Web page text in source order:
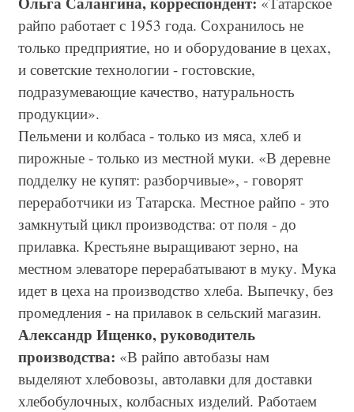
райпо работает с 1953 года. Сохранилось не
только предприятие, но и оборудование в цехах,
и советские технологии - гостовские,
подразумевающие качество, натуральность
продукции».
Пельмени и колбаса - только из мяса, хлеб и
пирожные - только из местной муки. «В деревне
подделку не купят: разборчивые», - говорят
переработчики из Татарска. Местное райпо - это
замкнутый цикл производства: от поля - до
прилавка. Крестьяне выращивают зерно, на
местном элеваторе перерабатывают в муку. Мука
идет в цеха на производство хлеба. Выпечку, без
промедления - на прилавок в сельский магазин.
Александр Ищенко, руководитель
производства: «В райпо автобазы нам
выделяют хлебовозы, автолавки для доставки
хлебобулочных, колбасных изделий. Работаем